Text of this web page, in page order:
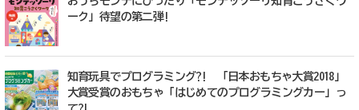
ーク」待望の第二弾!
知育玩具でプログラミング?! 「日本おもちゃ大賞2018」
大賞受賞のおもちゃ「はじめてのプログラミングカー」っ